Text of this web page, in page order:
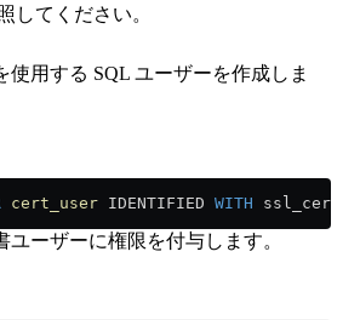
してください。
使用する SQL ユーザーを作成しま
cert_user IDENTIFIED WITH
ユーザーに権限を付与します。